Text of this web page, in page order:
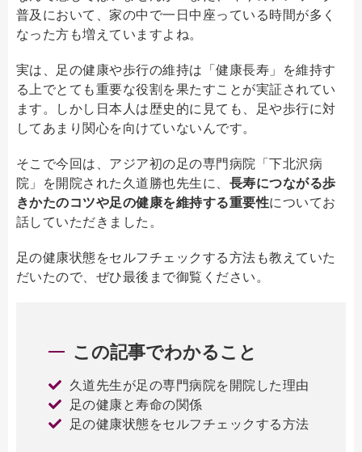
普及において、家の中で一日中座っている時間が多く
なった方も増えていますよね。
実は、足の健康や歩行の維持は「健康長寿」を維持す
る上でとても重要な役割を果たすことが実証されてい
ます。しかし日本人は歴史的に見ても、足や歩行に対
してあまり関心を向けていないんです。
そこで今回は、アジア初の足の専門病院「下北沢病
院」を開院された久道勝也先生に、 長寿につながる歩
きかたのコツや足の健康を維持する重要性についてお
話していただきました。
足の健康状態をセルフチェックする方法も教えていた
だいたので、ぜひ最後まで御覧ください。
この記事でわかること
久道先生が足の専門病院を開院した理由
足の健康と寿命の関係
足の健康状態をセルフチェックする方法